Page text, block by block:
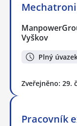
Vyškov
Plný
Zveřejněno: 29.
Pracovník